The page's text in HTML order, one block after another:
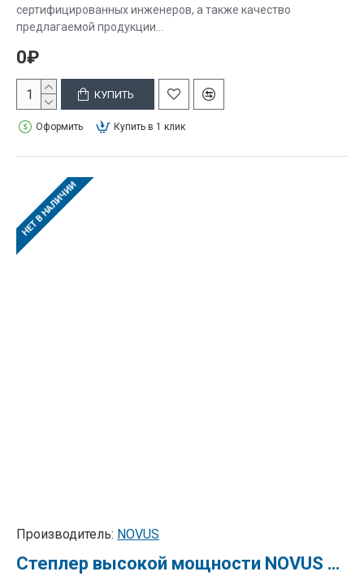
сертифицированных инженеров, а также качество
предлагаемой продукции...
0₽
КУПИТЬ
Оформить Купить в 1 клик
НЕТ В НАЛИЧИИ
Производитель: NOVUS
Степлер высокой мощности NOVUS B 54/3, скрепление 50-170 листов. (23/8, 23/19)